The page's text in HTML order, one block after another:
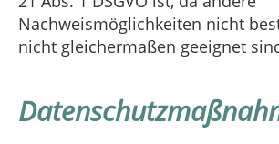
Nachweismöglichkeiten nicht
nicht gleichermaßen geeignet